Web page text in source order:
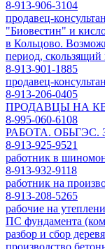
8-913-906-3104
продавец-
"Биовестин" и
в Кольцово.
период, скользящий
8-913-901-1885
продавец-
8-913-206-0405
ПРОДАВЦЫ НА
8-995-060-6108
РАБОТА. ОБЬГЭС.
8-913-925-9521
работник в
8-913-932-9118
работник на
8-913-208-5265
рабочие на
ПС фундамента
разбор и сбор
производство